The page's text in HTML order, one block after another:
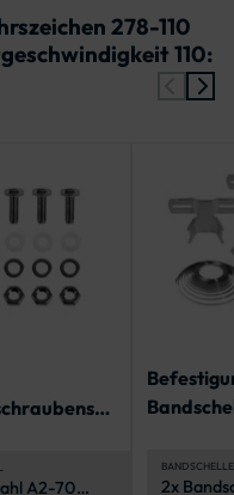
278-110
110:
A2-70
enBANDSCHELLE
2x